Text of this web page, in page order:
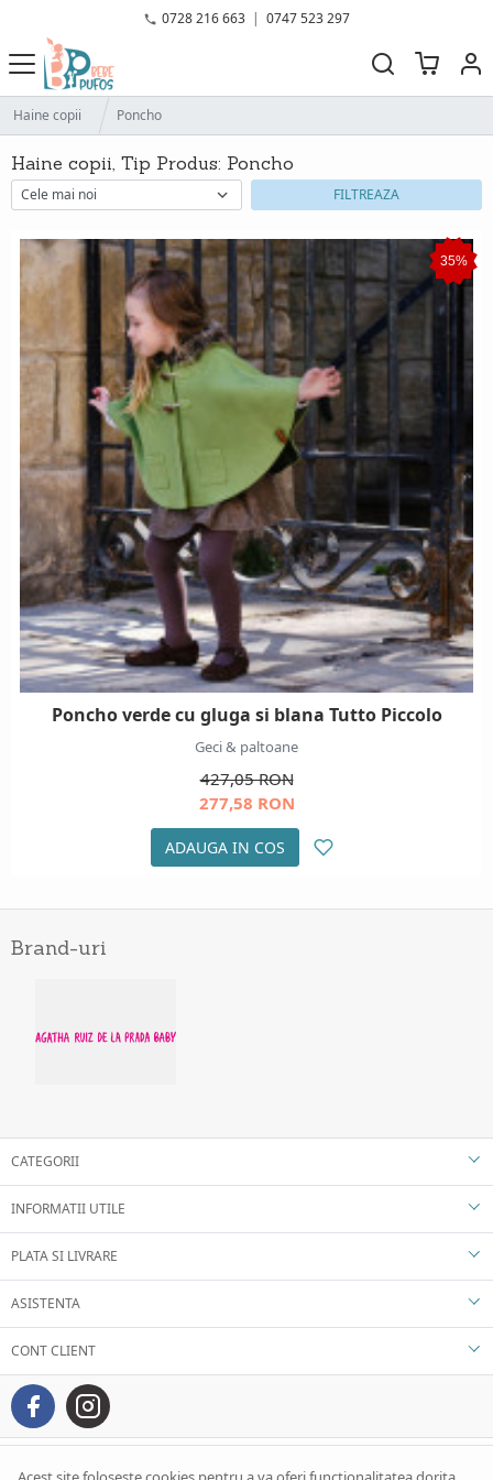
0728 216 663 | 0747 523 297
Haine copii Poncho
Haine copii, Tip Produs: Poncho
FILTREAZA
35%
Poncho verde cu gluga si blana Tutto Piccolo
Geci & paltoane
427,05 RON
277,58 RON
ADAUGA IN COS
Brand-uri
CATEGORII
INFORMATII UTILE
PLATA SI LIVRARE
ASISTENTA
CONT CLIENT